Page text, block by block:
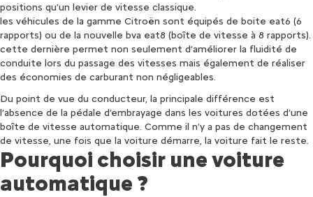
positions qu’un levier de vitesse classique.
les véhicules de la gamme Citroën sont équipés de boite eat6 (6
rapports) ou de la nouvelle bva eat8 (boîte de vitesse à 8 rapports).
cette dernière permet non seulement d’améliorer la fluidité de
conduite lors du passage des vitesses mais également de réaliser
des économies de carburant non négligeables.
Du point de vue du conducteur, la principale différence est
l’absence de la pédale d’embrayage dans les voitures dotées d’une
boîte de vitesse automatique. Comme il n’y a pas de changement
de vitesse, une fois que la voiture démarre, la voiture fait le reste.
Pourquoi choisir une voiture
automatique ?